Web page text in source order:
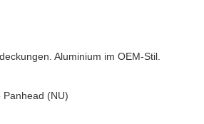
Aluminium im OEM-Stil.
Panhead (NU)